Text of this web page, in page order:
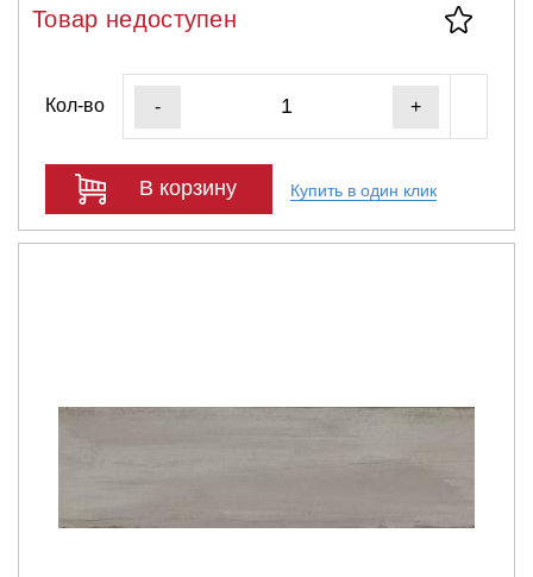
Товар недоступен
Кол-во - +
В корзину Купить в один клик